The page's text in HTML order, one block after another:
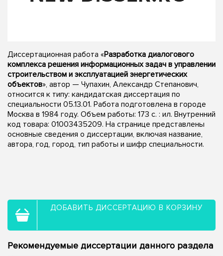
Диссертационная работа «Разработка диалогового
комплекса решения информационных задач в управлении
строительством и эксплуатацией энергетических
объектов», автор — Чупахин, Александр Степанович,
относится к типу: кандидатская диссертация по
специальности 05.13.01. Работа подготовлена в городе
Москва в 1984 году. Объем работы: 173 c. : ил. Внутренний
код товара: 01003435209. На странице представлены
основные сведения о диссертации, включая название,
автора, год, город, тип работы и шифр специальности.
ДОБАВИТЬ ДИССЕРТАЦИЮ В КОРЗИНУ
Рекомендуемые диссертации данного раздела